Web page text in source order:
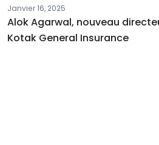
Janvier 16, 2025
Alok Agarwal, nouveau
Kotak General Insurance